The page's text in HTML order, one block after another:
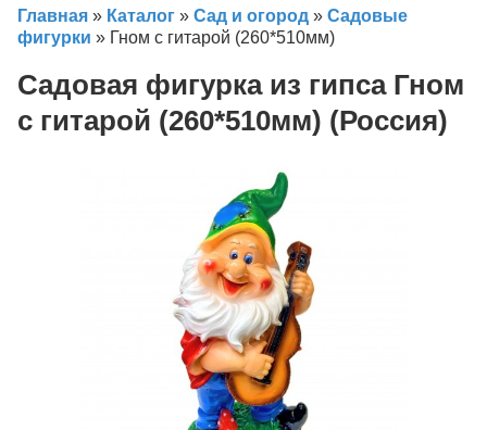
Главная » Каталог » Сад и огород » Садовые
фигурки » Гном с гитарой (260*510мм)
Садовая фигурка из гипса Гном
с гитарой (260*510мм) (Россия)